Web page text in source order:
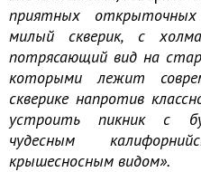
приятных
милый скверик, с
потрясающий вид на
которыми лежит
скверике напротив
устроить пикник с
чудесным
крышесносным видом».